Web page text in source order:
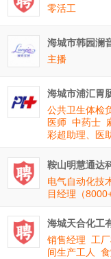
零活工
海城市韩园澜
主播
海城市浦汇胃
公共卫生体检
医师 中药士
彩超助理、医
鞍山明慧通达
电气自动化技
目经理（8000+
海城天合化工
销售经理
工
间生产工人